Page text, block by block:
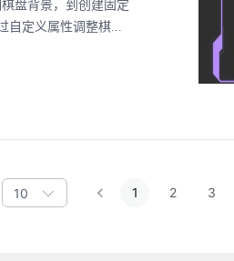
盘背景，到创建固定
自定义属性调整棋...
10 1 2 3